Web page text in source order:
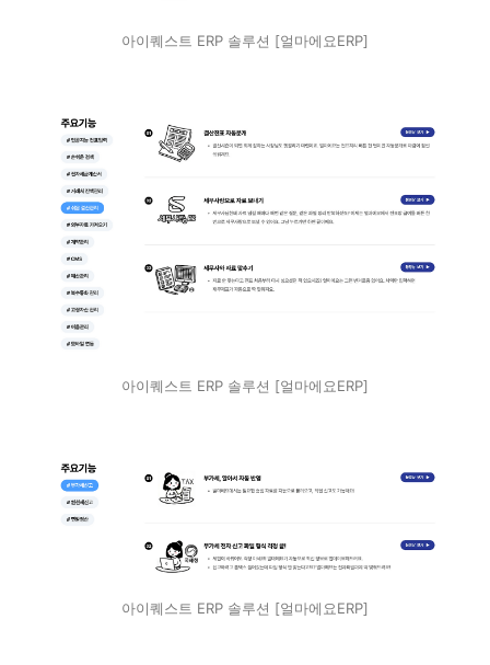
아이퀘스트 ERP 솔루션 [얼마에요ERP]
아이퀘스트 ERP 솔루션 [얼마에요ERP]
아이퀘스트 ERP 솔루션 [얼마에요ERP]